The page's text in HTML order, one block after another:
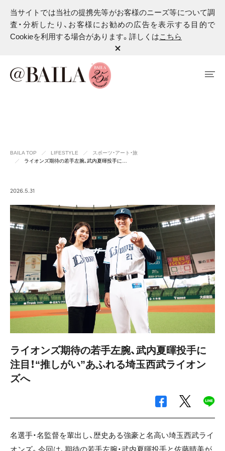
当サイトでは当社の提携先等がお客様のニーズ等について調
査・分析したり、お客様にお勧めの広告を表示する目的で
Cookieを利用する場合があります。詳しくはこちら
BAILA TOP LIFESTYLE
スポーツ・アート・旅
ライオンズ期待の若手左腕、武内夏暉投手に…
2026.5.31
ライオンズ期待の若手左腕、武内夏暉投手に
注目！“推しがい”あふれる埼玉西武ライオン
ズへ
名選手・名監督を輩出し、歴史ある強豪と名高い埼玉西武ライ
オンズ。今回は、期待の若手左腕・武内夏暉投手と佐藤晴美が